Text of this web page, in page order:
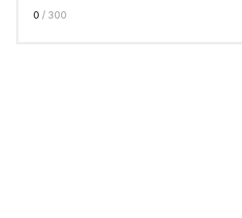
0 / 300